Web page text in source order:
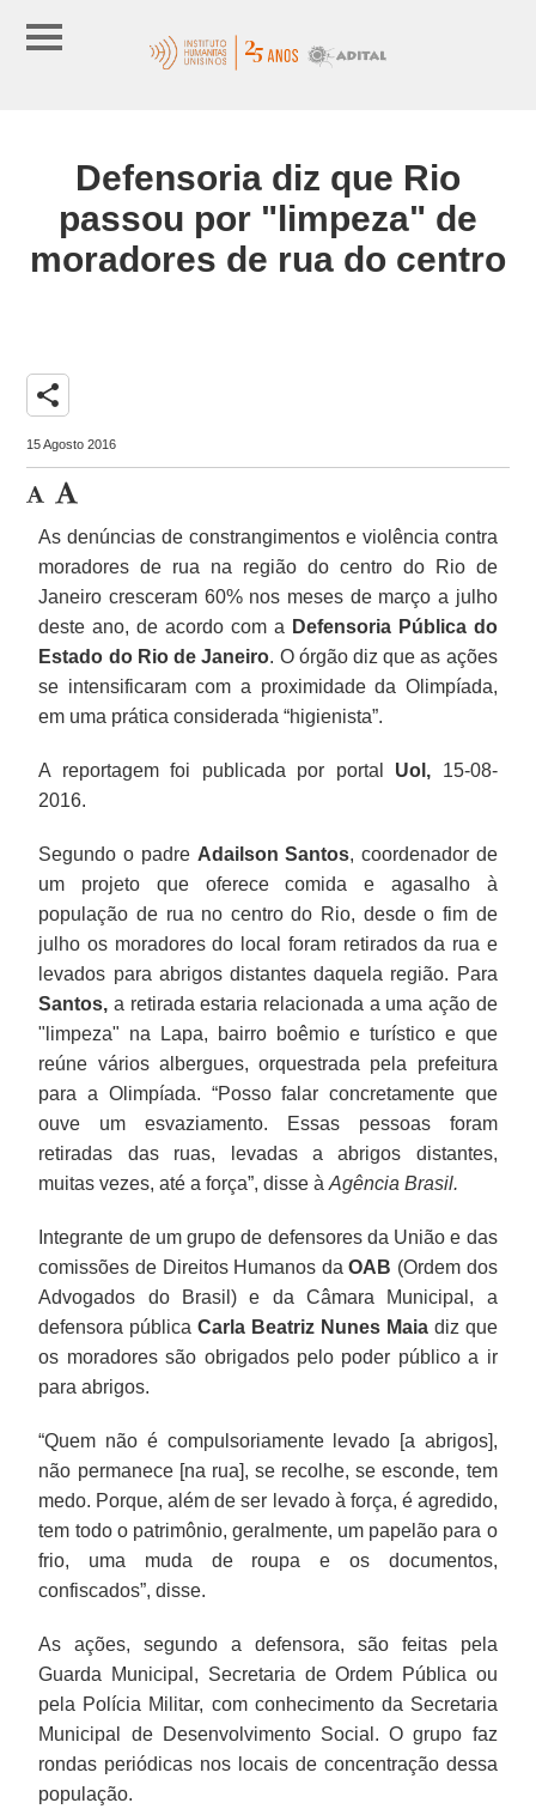
Defensoria diz que Rio
passou por "limpeza" de
moradores de rua do centro
share
15 Agosto 2016
As denúncias de constrangimentos e violência contra
moradores de rua na região do centro do Rio de
Janeiro cresceram 60% nos meses de março a julho
deste ano, de acordo com a Defensoria Pública do
Estado do Rio de Janeiro. O órgão diz que as ações
se intensificaram com a proximidade da Olimpíada,
em uma prática considerada “higienista”.
A reportagem foi publicada por portal Uol, 15-08-
2016.
Segundo o padre Adailson Santos, coordenador de
um projeto que oferece comida e agasalho à
população de rua no centro do Rio, desde o fim de
julho os moradores do local foram retirados da rua e
levados para abrigos distantes daquela região. Para
Santos, a retirada estaria relacionada a uma ação de
"limpeza" na Lapa, bairro boêmio e turístico e que
reúne vários albergues, orquestrada pela prefeitura
para a Olimpíada. “Posso falar concretamente que
ouve um esvaziamento. Essas pessoas foram
retiradas das ruas, levadas a abrigos distantes,
muitas vezes, até a força”, disse àAgência Brasil.
Integrante de um grupo de defensores da União e das
comissões de Direitos Humanos daOAB (Ordem dos
Advogados do Brasil) e da Câmara Municipal, a
defensora públicaCarla Beatriz Nunes Maiadiz que
os moradores são obrigados pelo poder público a ir
para abrigos.
“Quem não é compulsoriamente levado [a abrigos],
não permanece [na rua], se recolhe, se esconde, tem
medo. Porque, além de ser levado à força, é agredido,
tem todo o patrimônio, geralmente, um papelão para o
frio, uma muda de roupa e os documentos,
confiscados”, disse.
As ações, segundo a defensora, são feitas pela
Guarda Municipal, Secretaria de Ordem Pública ou
pela Polícia Militar, com conhecimento da Secretaria
Municipal de Desenvolvimento Social. O grupo faz
rondas periódicas nos locais de concentração dessa
população.